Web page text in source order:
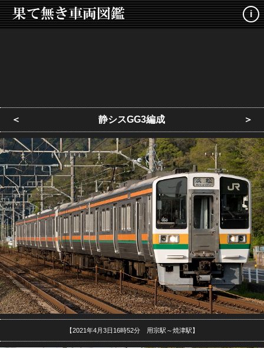
i
＜ 静シスGG3編成 ＞
【2021年4月3日16時52分 用宗駅～焼津駅】